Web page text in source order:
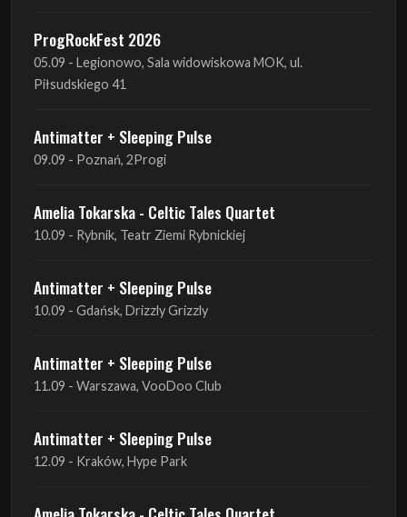
Antimatter + Sleeping Pulse
09.09 - Poznań, 2Progi
Amelia Tokarska - Celtic Tales Quartet
10.09 - Rybnik, Teatr Ziemi Rybnickiej
Antimatter + Sleeping Pulse
Antimatter + Sleeping Pulse
11.09 - Warszawa, VooDoo Club
Antimatter + Sleeping Pulse
12.09 - Kraków, Hype Park
Amelia Tokarska - Celtic Tales Quartet
19.09 - Brześć Kujawski, Wahadło
Liquid Shadows